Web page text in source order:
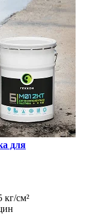
для
кг/см²